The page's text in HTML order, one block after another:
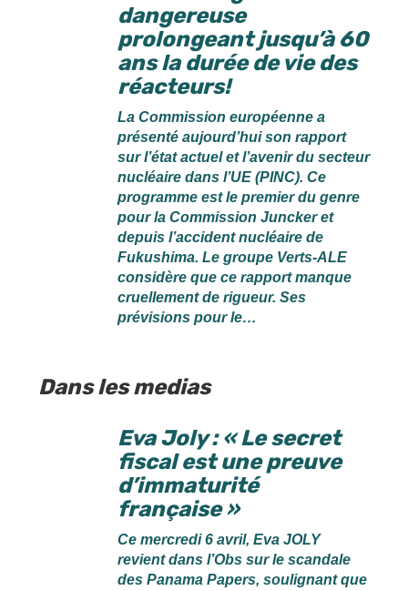
dangereuse
prolongeant jusqu’à 60
ans la durée de vie des
réacteurs!
La Commission européenne a
présenté aujourd’hui son rapport
sur l’état actuel et l’avenir du secteur
nucléaire dans l’UE (PINC). Ce
programme est le premier du genre
pour la Commission Juncker et
depuis l’accident nucléaire de
Fukushima. Le groupe Verts-ALE
considère que ce rapport manque
cruellement de rigueur. Ses
prévisions pour le…
Dans les medias
Eva Joly : « Le secret
fiscal est une preuve
d’immaturité
française »
Ce mercredi 6 avril, Eva JOLY
revient dans l’Obs sur le scandale
des Panama Papers, soulignant que